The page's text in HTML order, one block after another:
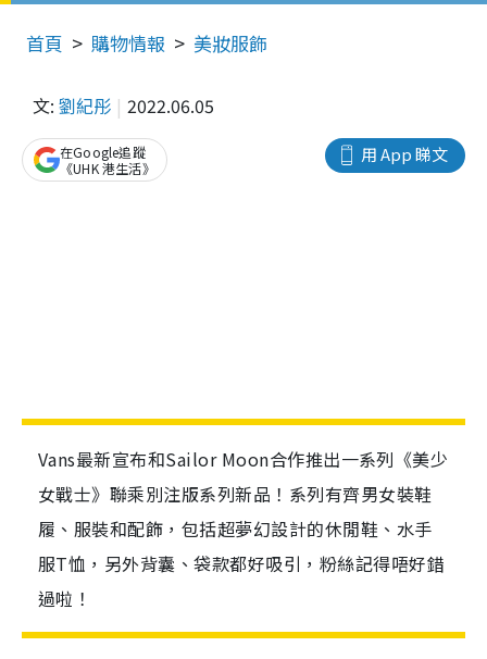
首頁 購物情報 美妝服飾
文: 劉紀彤 2022.06.05
用 App 睇文
在Google追蹤
《UHK 港生活》
Vans最新宣布和Sailor Moon合作推出一系列《美少
女戰士》聯乘別注版系列新品！系列有齊男女裝鞋
履、服裝和配飾，包括超夢幻設計的休閒鞋、水手
服T恤，另外背囊、袋款都好吸引，粉絲記得唔好錯
過啦！